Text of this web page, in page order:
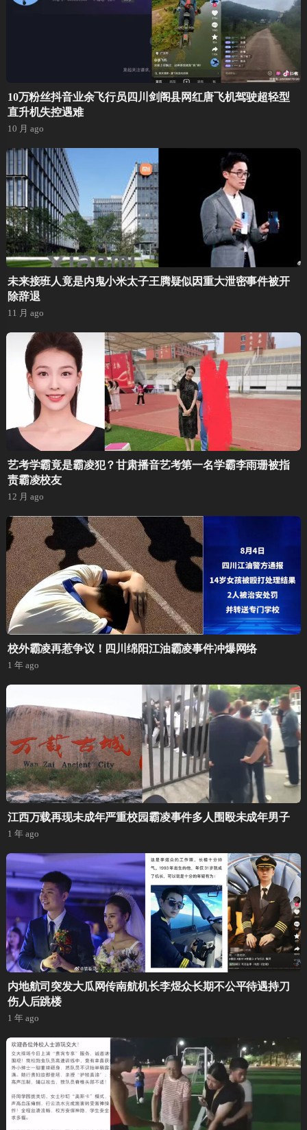
10万粉丝抖音业余飞行员四川剑阁县网红唐飞机驾驶超轻型
直升机失控遇难
10 月 ago
未来接班人竟是内鬼小米太子王腾疑似因重大泄密事件被开
除辞退
11 月 ago
艺考学霸竟是霸凌犯？甘肃播音艺考第一名学霸李雨珊被指
责霸凌校友
12 月 ago
校外霸凌再惹争议！四川绵阳江油霸凌事件冲爆网络
1 年 ago
江西万载再现未成年严重校园霸凌事件多人围殴未成年男子
1 年 ago
内地航司突发大瓜网传南航机长李煜众长期不公平待遇持刀
伤人后跳楼
1 年 ago